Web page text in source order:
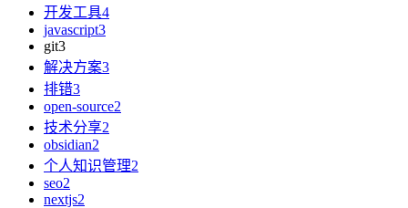
开发工具4
javascript3
git3
解决方案3
排错3
open-source2
技术分享2
obsidian2
个人知识管理2
seo2
nextjs2